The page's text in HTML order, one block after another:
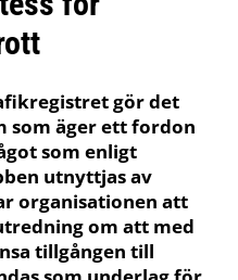
gör det
som äger ett fordon
som enligt
utnyttjas av
organisationen att
om att med
tillgången till